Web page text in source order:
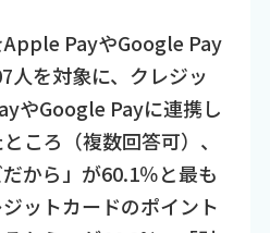
PayやGoogle Pay
人を対象に、クレジッ
やGoogle Payに連携し
ころ（複数回答可）、
だから」が60.1％と最も
ットカードのポイント